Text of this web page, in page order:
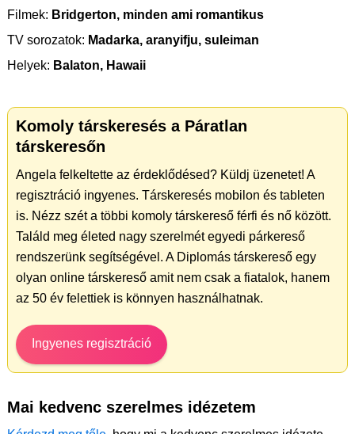
Filmek: Bridgerton, minden ami romantikus
TV sorozatok: Madarka, aranyifju, suleiman
Helyek: Balaton, Hawaii
Komoly társkeresés a Páratlan
társkeresőn
Angela felkeltette az érdeklődésed? Küldj üzenetet! A
regisztráció ingyenes. Társkeresés mobilon és tableten
is. Nézz szét a többi komoly társkereső férfi és nő között.
Találd meg életed nagy szerelmét egyedi párkereső
rendszerünk segítségével. A Diplomás társkereső egy
olyan online társkereső amit nem csak a fiatalok, hanem
az 50 év felettiek is könnyen használhatnak.
Ingyenes regisztráció
Mai kedvenc szerelmes idézetem